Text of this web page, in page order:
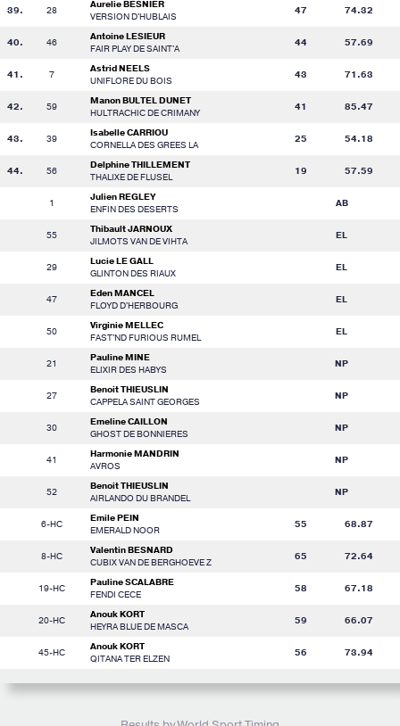
39. 28
Aurelie BESNIER
VERSION D'HUBLAIS
47 74.32
40. 46
Antoine LESIEUR
FAIR PLAY DE SAINT'A
44 57.69
41. 7
Astrid NEELS
UNIFLORE DU BOIS
43 71.63
42. 59
Manon BULTEL DUNET
HULTRACHIC DE CRIMANY
41 85.47
43. 39
Isabelle CARRIOU
CORNELLA DES GREES LA
25 54.18
44. 56
Delphine THILLEMENT
THALIXE DE FLUSEL
19 57.59
1
Julien REGLEY
ENFIN DES DESERTS
AB
55
Thibault JARNOUX
JILMOTS VAN DE VIHTA
EL
29
Lucie LE GALL
GLINTON DES RIAUX
EL
47
Eden MANCEL
FLOYD D'HERBOURG
EL
50
Virginie MELLEC
FAST'ND FURIOUS RUMEL
EL
21
Pauline MINE
ELIXIR DES HABYS
NP
27
Benoit THIEUSLIN
CAPPELA SAINT GEORGES
NP
30
Emeline CAILLON
GHOST DE BONNIERES
NP
41
Harmonie MANDRIN
AVROS
NP
52
Benoit THIEUSLIN
AIRLANDO DU BRANDEL
NP
6-HC
Emile PEIN
EMERALD NOOR
55 68.87
8-HC
Valentin BESNARD
CUBIX VAN DE BERGHOEVE Z
65 72.64
19-HC
Pauline SCALABRE
FENDI CECE
58 67.18
20-HC
Anouk KORT
HEYRA BLUE DE MASCA
59 66.07
45-HC
Anouk KORT
QITANA TER ELZEN
56 73.94